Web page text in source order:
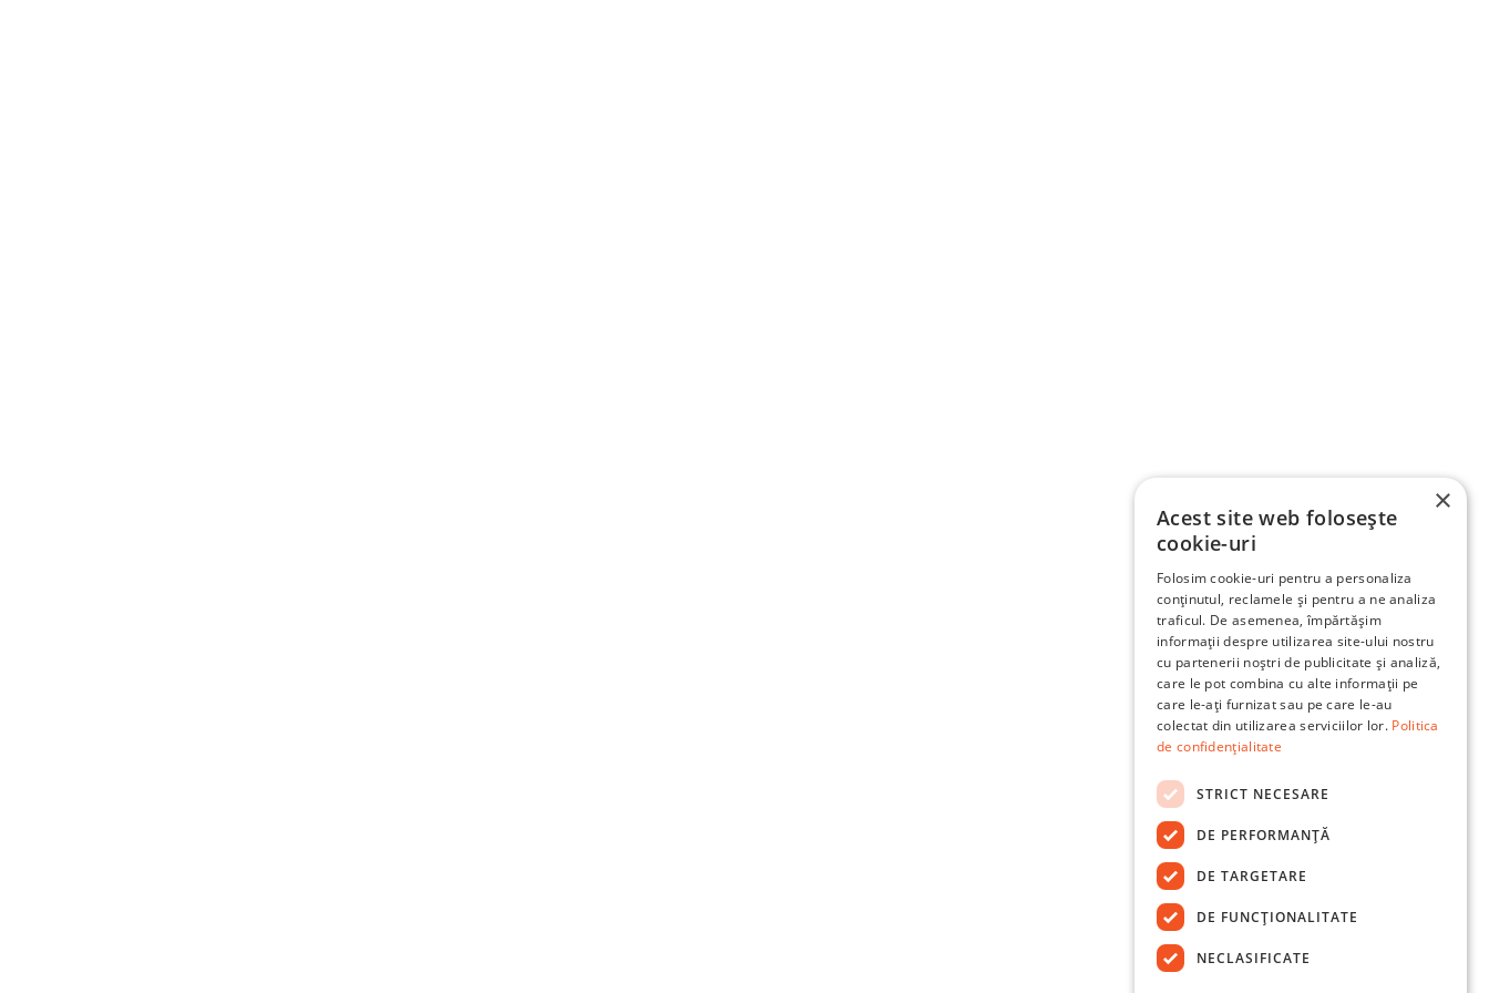
×
Acest site web folosește
cookie-uri
Folosim cookie-uri pentru a personaliza
conținutul, reclamele și pentru a ne analiza
traficul. De asemenea, împărtășim
informații despre utilizarea site-ului nostru
cu partenerii noștri de publicitate și analiză,
care le pot combina cu alte informații pe
care le-ați furnizat sau pe care le-au
colectat din utilizarea serviciilor lor. Politica
de confidențialitate
STRICT NECESARE
DE PERFORMANȚĂ
DE TARGETARE
DE FUNCŢIONALITATE
NECLASIFICATE